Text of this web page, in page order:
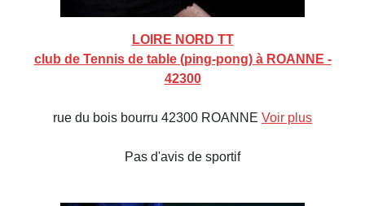
LOIRE NORD TT
club de Tennis de table (ping-pong) à ROANNE -
42300
rue du bois bourru 42300 ROANNE Voir plus
Pas d'avis de sportif